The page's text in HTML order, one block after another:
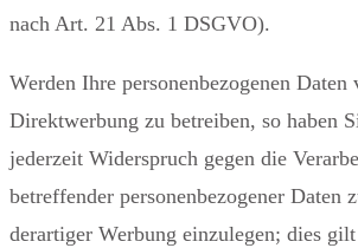
nach Art. 21 Abs. 1 DSGVO).
Werden Ihre personenbezogenen Daten
Direktwerbung zu betreiben, so haben
jederzeit Widerspruch gegen die
betreffender personenbezogener Daten
derartiger Werbung einzulegen; dies